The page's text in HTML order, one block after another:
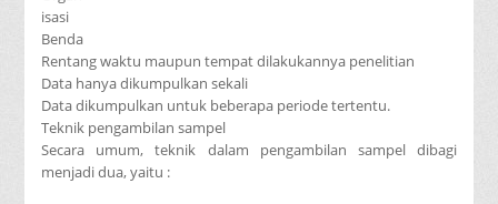
isasi
Benda
Rentang waktu maupun tempat dilakukannya penelitian
Data hanya dikumpulkan sekali
Data dikumpulkan untuk beberapa periode tertentu.
Teknik pengambilan sampel
Secara umum, teknik dalam pengambilan sampel dibagi
menjadi dua, yaitu :